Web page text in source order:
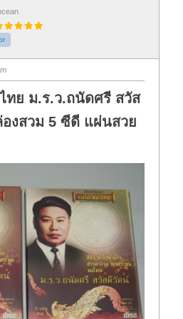
ทย ม.ร.ว.ถนัดศรี สวัส
งสวม 5 ซีดี แผ่นสวย